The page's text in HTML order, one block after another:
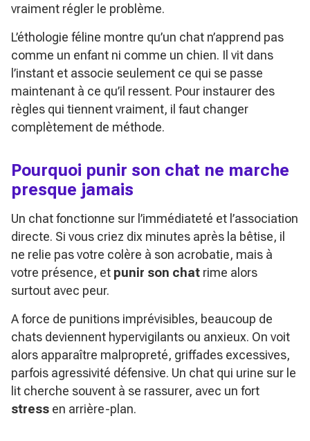
vraiment régler le problème.
L’éthologie féline montre qu’un chat n’apprend pas
comme un enfant ni comme un chien. Il vit dans
l’instant et associe seulement ce qui se passe
maintenant à ce qu’il ressent. Pour instaurer des
règles qui tiennent vraiment, il faut changer
complètement de méthode.
Pourquoi punir son chat ne marche
presque jamais
Un chat fonctionne sur l’immédiateté et l’association
directe. Si vous criez dix minutes après la bêtise, il
ne relie pas votre colère à son acrobatie, mais à
votre présence, et punir son chat rime alors
surtout avec peur.
A force de punitions imprévisibles, beaucoup de
chats deviennent hypervigilants ou anxieux. On voit
alors apparaître malpropreté, griffades excessives,
parfois agressivité défensive. Un chat qui urine sur le
lit cherche souvent à se rassurer, avec un fort
stress en arrière-plan.